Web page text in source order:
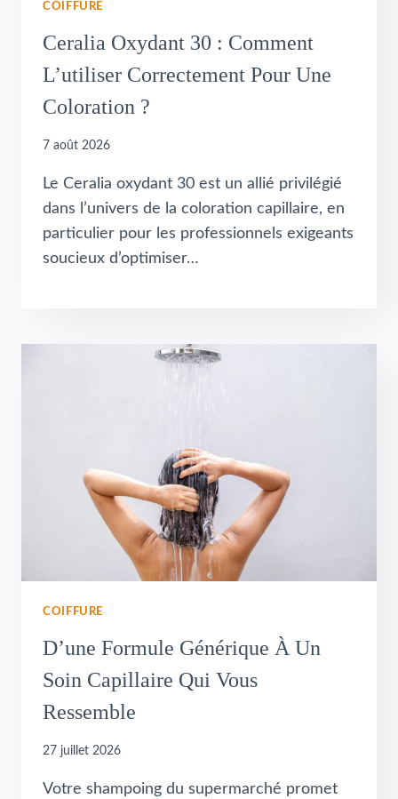
COIFFURE
Ceralia Oxydant 30 : Comment
L’utiliser Correctement Pour Une
Coloration ?
7 août 2026
Le Ceralia oxydant 30 est un allié privilégié
dans l’univers de la coloration capillaire, en
particulier pour les professionnels exigeants
soucieux d’optimiser…
COIFFURE
D’une Formule Générique À Un
Soin Capillaire Qui Vous
Ressemble
27 juillet 2026
Votre shampoing du supermarché promet